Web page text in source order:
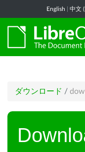
English 中文
ダウンロード /